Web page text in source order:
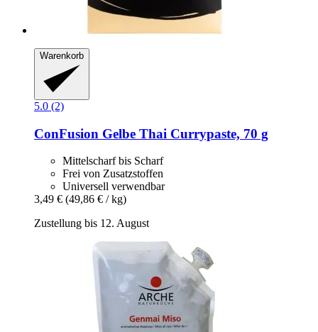
Warenkorb
5.0 (2)
ConFusion Gelbe Thai Currypaste, 70 g
Mittelscharf bis Scharf
Frei von Zusatzstoffen
Universell verwendbar
3,49 € (49,86 € / kg)
Zustellung bis 12. August